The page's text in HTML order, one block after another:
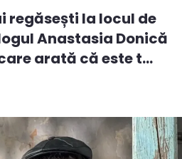
regăsești la locul de
Anastasia Donică
arată că este t...